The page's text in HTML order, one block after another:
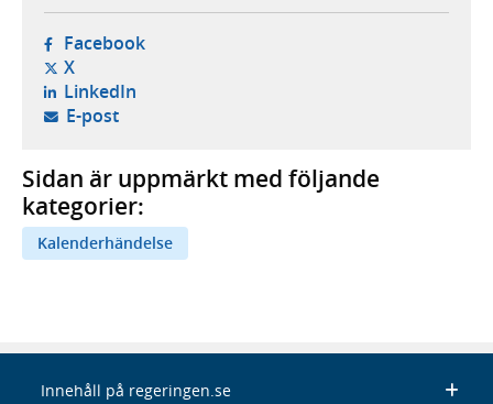
Facebook- öppnas i ny flik, extern webbplats,
X- öppnas i ny flik, extern webbplats,
LinkedIn- öppnas i ny flik, extern webbplats,
E-post- öppnar din e-postklient,
Sidan är uppmärkt med följande
kategorier:
Kalenderhändelse
Innehåll på regeringen.se